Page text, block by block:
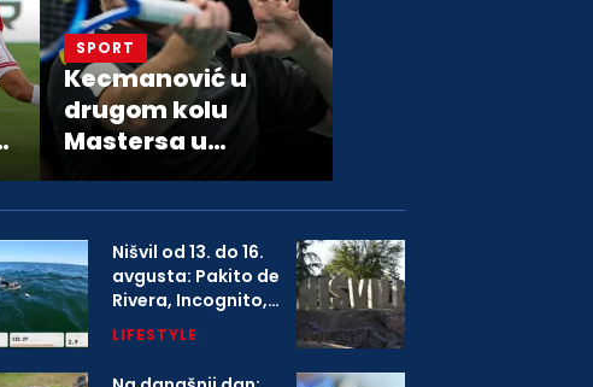
SPORT
Kecmanović u
drugom kolu
Mastersa u
Montrealu
Nišvil od 13. do 16.
avgusta: Pakito de
Rivera, Incognito,
Boney M i više od
festivalu
LIFESTYLE